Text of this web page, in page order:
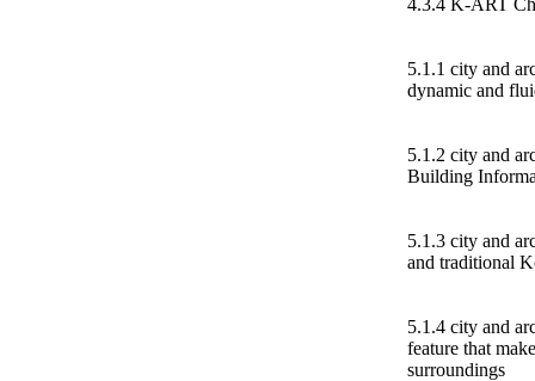
4.3.4 K-ART
5.1.1 city and
dynamic and
5.1.2 city and
Building
5.1.3 city and
and traditional
5.1.4 city and
feature that
surroundings